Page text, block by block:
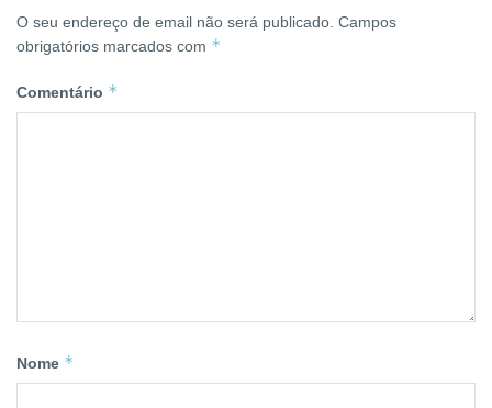
O seu endereço de email não será publicado. Campos
obrigatórios marcados com *
Comentário *
Nome *